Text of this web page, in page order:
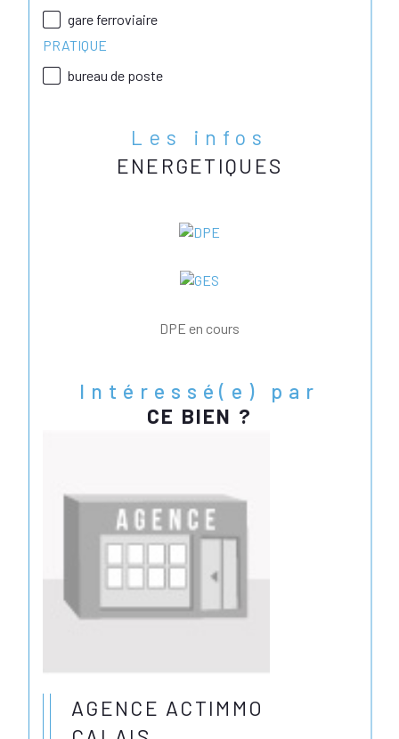
gare ferroviaire
PRATIQUE
bureau de poste
Les infos
ENERGETIQUES
DPE en cours
Intéressé(e) par
CE BIEN ?
AGENCE ACTIMMO